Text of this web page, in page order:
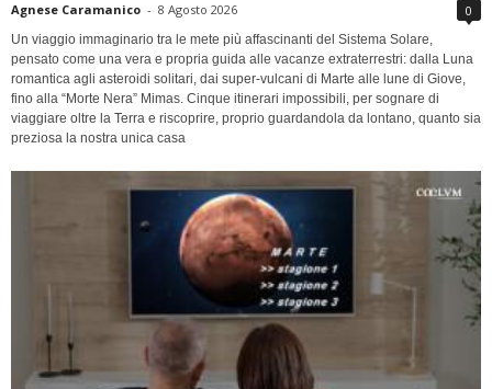
Agnese Caramanico - 8 Agosto 2026 0
Un viaggio immaginario tra le mete più affascinanti del Sistema Solare,
pensato come una vera e propria guida alle vacanze extraterrestri: dalla Luna
romantica agli asteroidi solitari, dai super-vulcani di Marte alle lune di Giove,
fino alla “Morte Nera” Mimas. Cinque itinerari impossibili, per sognare di
viaggiare oltre la Terra e riscoprire, proprio guardandola da lontano, quanto sia
preziosa la nostra unica casa